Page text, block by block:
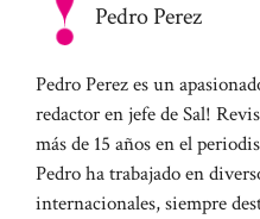
Pedro Perez
Pedro Perez es un
redactor en jefe de Sal!
más de 15 años en el
Pedro ha trabajado en
internacionales, siempre